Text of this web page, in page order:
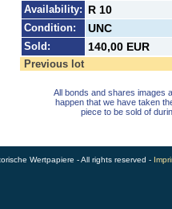
Availability: R 10
Condition: UNC
Sold: 140,00 EUR
Previous lot
All bonds and shares images
happen that we have taken
piece to be sold of
Wertpapiere - All rights reserved -